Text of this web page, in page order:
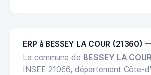
ERP à BESSEY LA COUR (21360)
La commune de BESSEY LA COUR
INSEE 21066, département Côte-